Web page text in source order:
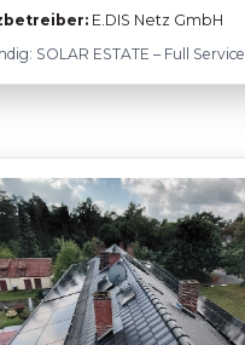
E.DIS Netz GmbH
SOLAR ESTATE – Full Service